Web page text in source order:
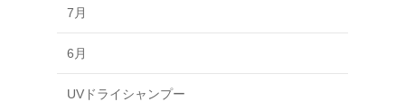
7月
6月
UVドライシャンプー